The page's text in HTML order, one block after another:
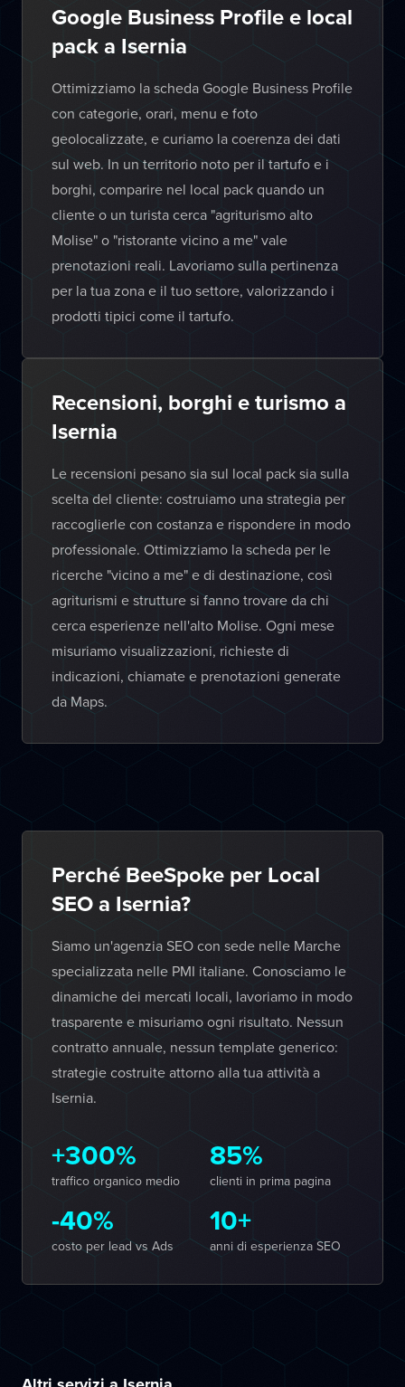
Google Business Profile e local
pack a Isernia
Ottimizziamo la scheda Google Business Profile
con categorie, orari, menu e foto
geolocalizzate, e curiamo la coerenza dei dati
sul web. In un territorio noto per il tartufo e i
borghi, comparire nel local pack quando un
cliente o un turista cerca "agriturismo alto
Molise" o "ristorante vicino a me" vale
prenotazioni reali. Lavoriamo sulla pertinenza
per la tua zona e il tuo settore, valorizzando i
prodotti tipici come il tartufo.
Recensioni, borghi e turismo a
Isernia
Le recensioni pesano sia sul local pack sia sulla
scelta del cliente: costruiamo una strategia per
raccoglierle con costanza e rispondere in modo
professionale. Ottimizziamo la scheda per le
ricerche "vicino a me" e di destinazione, così
agriturismi e strutture si fanno trovare da chi
cerca esperienze nell'alto Molise. Ogni mese
misuriamo visualizzazioni, richieste di
indicazioni, chiamate e prenotazioni generate
da Maps.
Perché BeeSpoke per Local
SEO a Isernia?
Siamo un'agenzia SEO con sede nelle Marche
specializzata nelle PMI italiane. Conosciamo le
dinamiche dei mercati locali, lavoriamo in modo
trasparente e misuriamo ogni risultato. Nessun
contratto annuale, nessun template generico:
strategie costruite attorno alla tua attività a
Isernia.
+300%
traffico organico medio
85%
clienti in prima pagina
-40%
costo per lead vs Ads
10+
anni di esperienza SEO